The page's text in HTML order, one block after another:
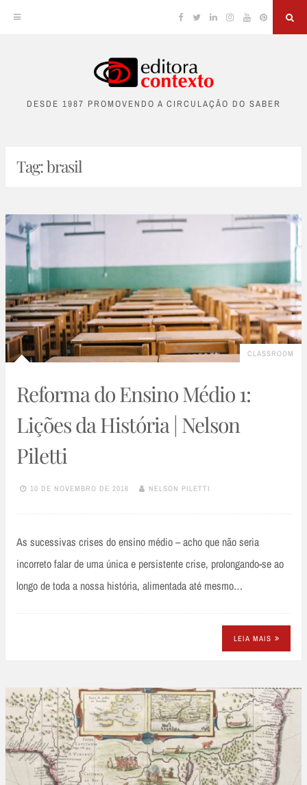
content
Facebook
TwitterLinkedinInstagram
YouTubePinterest
DESDE 1987 PROMOVENDO A CIRCULAÇÃO DO SABER
Tag:brasil
CLASSROOM
Reforma do Ensino Médio 1:
Lições da História | Nelson
Piletti
10 DE NOVEMBRO DE 2016 NELSON PILETTI
As sucessivas crises do ensino médio – acho que não seria
incorreto falar de uma única e persistente crise, prolongando-se ao
longo de toda a nossa história, alimentada até mesmo…
LEIA MAIS